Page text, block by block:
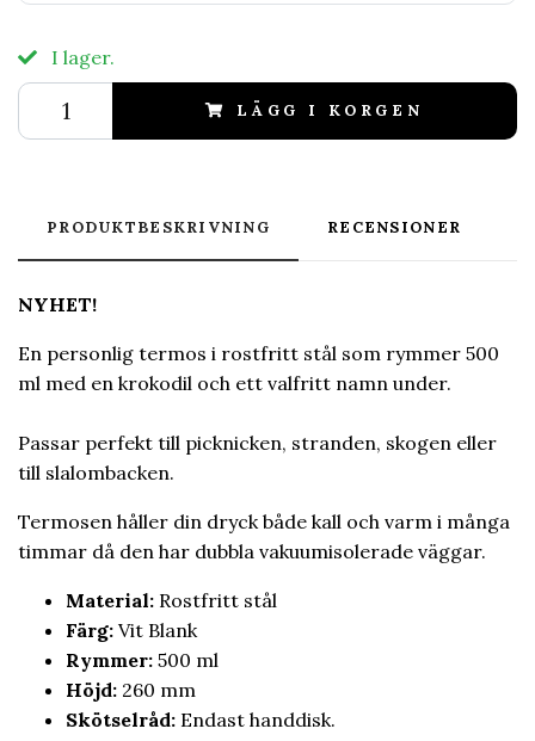
I lager.
LÄGG I KORGEN
PRODUKTBESKRIVNING RECENSIONER
NYHET!
En personlig termos i rostfritt stål som rymmer 500
ml med en krokodil och ett valfritt namn under.
Passar perfekt till picknicken, stranden, skogen eller
till slalombacken.
Termosen håller din dryck både kall och varm i många
timmar då den har dubbla vakuumisolerade väggar.
Material: Rostfritt stål
Färg: Vit Blank
Rymmer: 500 ml
Höjd: 260 mm
Skötselråd: Endast handdisk.